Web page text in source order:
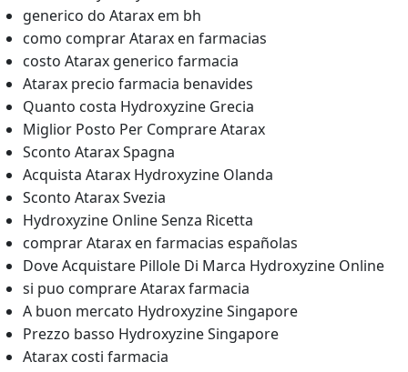
generico do Atarax em bh
como comprar Atarax en farmacias
costo Atarax generico farmacia
Atarax precio farmacia benavides
Quanto costa Hydroxyzine Grecia
Miglior Posto Per Comprare Atarax
Sconto Atarax Spagna
Acquista Atarax Hydroxyzine Olanda
Sconto Atarax Svezia
Hydroxyzine Online Senza Ricetta
comprar Atarax en farmacias españolas
Dove Acquistare Pillole Di Marca Hydroxyzine Online
si puo comprare Atarax farmacia
A buon mercato Hydroxyzine Singapore
Prezzo basso Hydroxyzine Singapore
Atarax costi farmacia